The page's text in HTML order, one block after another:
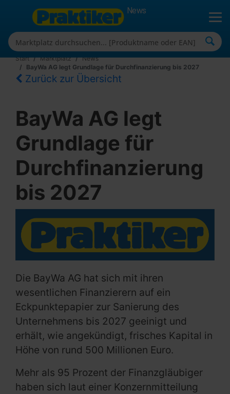
News
Start Marktplatz
News
BayWa AG legt Grundlage für Durchfinanzierung bis 2027
Zurück zur Übersicht
BayWa AG legt
Grundlage für
Durchfinanzierung
bis 2027
Die BayWa AG hat sich mit ihren
wesentlichen Finanzierern auf ein
Eckpunktepapier zur Sanierung des
Unternehmens bis 2027 geeinigt und
erhält, wie angekündigt, frisches Kapital in
Höhe von rund 500 Millionen Euro.
Mehr als 95 Prozent der Finanzgläubiger
haben sich laut einer Konzernmitteilung